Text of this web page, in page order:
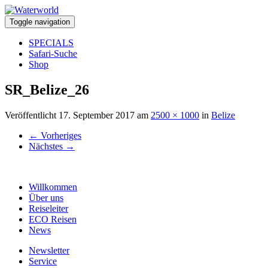
Toggle navigation
SPECIALS
Safari-Suche
Shop
SR_Belize_26
Veröffentlicht 17. September 2017 am 2500 × 1000 in Belize
← Vorheriges
Nächstes →
Willkommen
Über uns
Reiseleiter
ECO Reisen
News
Newsletter
Service